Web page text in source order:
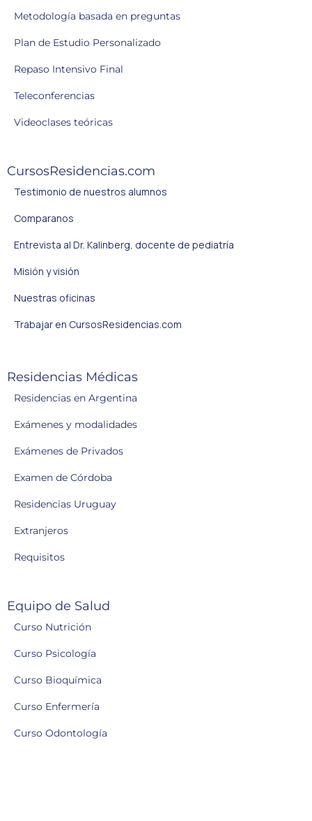
Metodología basada en preguntas
Plan de Estudio Personalizado
Repaso Intensivo Final
Teleconferencias
Videoclases teóricas
CursosResidencias.com
Testimonio de nuestros alumnos
Comparanos
Entrevista al Dr. Kalinberg, docente de pediatría
Misión y visión
Nuestras oficinas
Trabajar en CursosResidencias.com
Residencias Médicas
Residencias en Argentina
Exámenes y modalidades
Exámenes de Privados
Examen de Córdoba
Residencias Uruguay
Extranjeros
Requisitos
Equipo de Salud
Curso Nutrición
Curso Psicología
Curso Bioquímica
Curso Enfermería
Curso Odontología